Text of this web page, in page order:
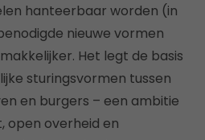
hanteerbaar worden (in
nieuwe vormen
Het legt de basis
sturingsvormen tussen
en burgers – een ambitie
open overheid en